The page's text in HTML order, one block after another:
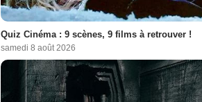
Quiz Cinéma : 9 scènes, 9 films à retrouver !
samedi 8 août 2026